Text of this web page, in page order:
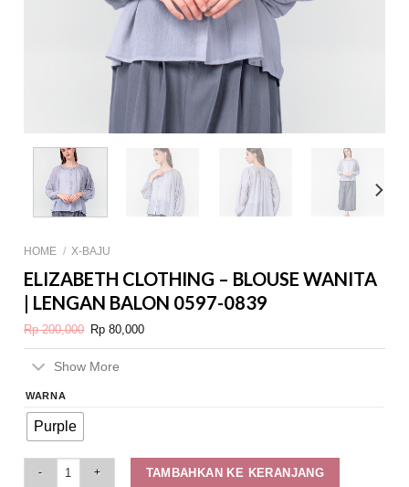
HOME / X-BAJU
ELIZABETH CLOTHING – BLOUSE WANITA
| LENGAN BALON 0597-0839
Rp200,000
Original
price
Rp 80,000Current
Show More
WARNA
Purple
TAMBAHKAN KE KERANJANG